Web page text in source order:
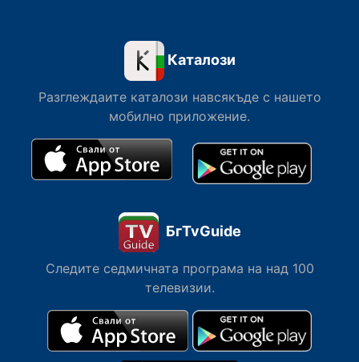
Каталози
Разглеждаите каталози навсякъде с нашето
мобилно приложение.
БгTvGuide
Следите седмичната програма на над 100
телевизии.